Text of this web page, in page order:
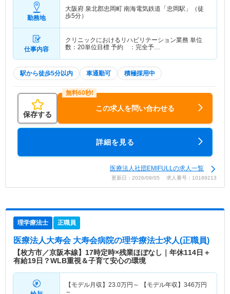
勤務地
大阪府 泉北郡忠岡町 南海電気鉄道「忠岡駅」（徒
歩5分）
仕事内容
クリニックにおけるリハビリテーション業務 単位
数：20単位目標 予約 ：完全予…
駅から徒歩5分以内 車通勤可 積極採用中
保存する
この求人を問い合わせる
詳細を見る
医療法人社団EMIFULLの求人一覧
更新日：2026/08/05 求人番号：10189213
理学療法士 正職員
医療法人大寿会 大寿会病院の理学療法士求人(正職員)
【枚方市／京阪本線】17時定時×残業ほぼなし｜年休114日＋
有給19日？WLB重視＆子育て安心の環境
【モデル月収】 23.0万円～ 【モデル年収】 346万円
～